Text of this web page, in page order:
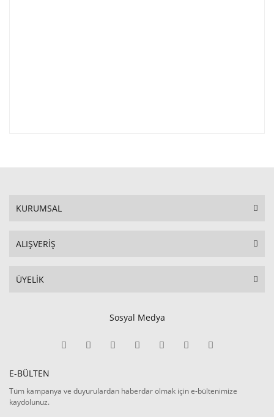
KURUMSAL
ALIŞVERİŞ
ÜYELİK
Sosyal Medya
E-BÜLTEN
Tüm kampanya ve duyurulardan haberdar olmak için e-bültenimize
kaydolunuz.